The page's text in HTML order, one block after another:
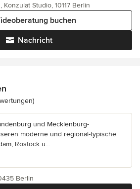
Nachricht
buchen
Studio, 10117 Berlin
5 von 5 Sternen
und Mecklenburg-
moderne und regional-typische
Rostock u...
Berlin